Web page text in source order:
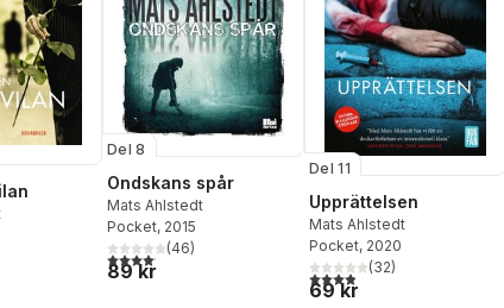
Totalt antal röster:
Del 8
Ondskans spår
Mats Ahlstedt
Pocket, 2015
4,1utav 5 stjärnor. Totalt antal röster:
(46)
89 kr
Del 11
Upprättelsen
Mats Ahlstedt
Pocket, 2020
3,9utav 5 stjärnor. Totalt
(32)
69 kr